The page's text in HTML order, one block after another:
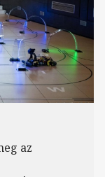
az